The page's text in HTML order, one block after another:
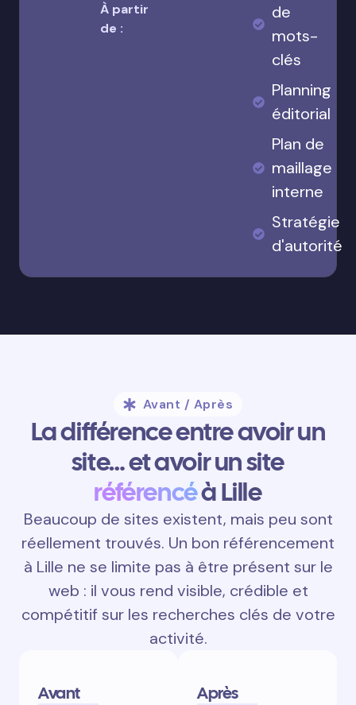
À partir
de :
de
mots-
clés
Planning
éditorial
Plan de
maillage
interne
Stratégie
d'autorité
Avant / Après
La différence entre avoir un
site… et avoir un site
référencéà Lille
Beaucoup de sites existent, mais peu sont
réellement trouvés. Un bon référencement
à Lille ne se limite pas à être présent sur le
web : il vous rend visible, crédible et
compétitif sur les recherches clés de votre
activité.
Avant Après